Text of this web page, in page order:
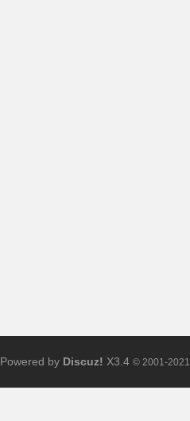
Powered by Discuz! X3.4 © 2001-2021